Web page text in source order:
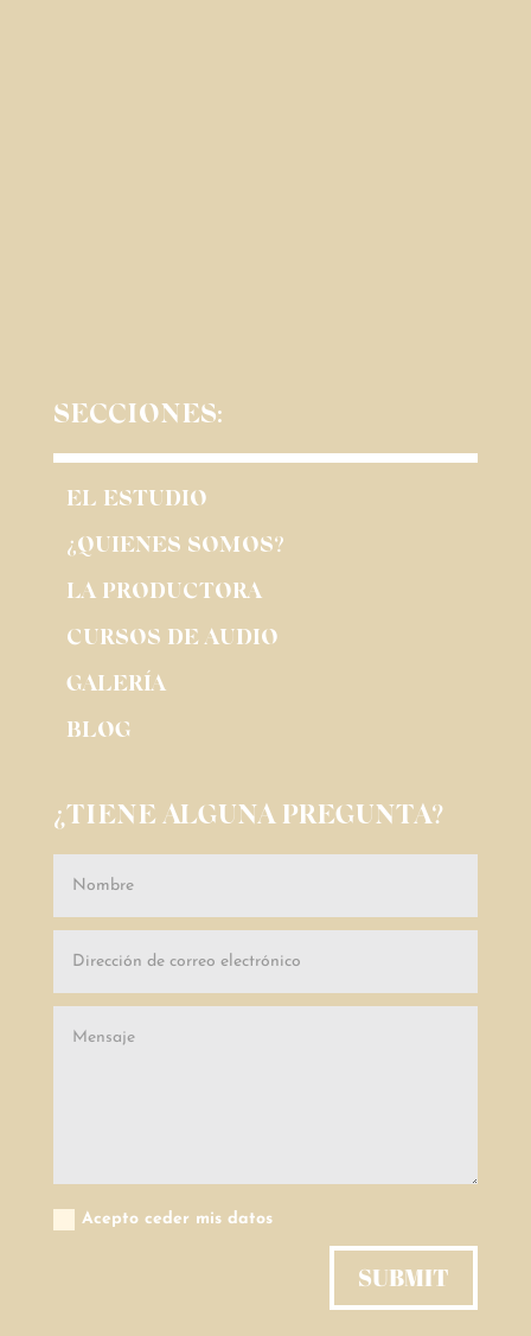
SECCIONES:
EL ESTUDIO
¿QUIENES SOMOS?
LA PRODUCTORA
CURSOS DE AUDIO
GALERÍA
BLOG
¿TIENE ALGUNA PREGUNTA?
Acepto ceder mis datos
SUBMIT